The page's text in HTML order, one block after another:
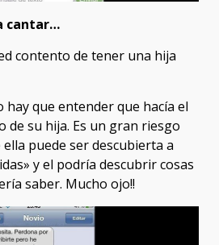
cantar…
contento de tener una hija
hay que entender que hacía el
de su hija. Es un gran riesgo
puede ser descubierta a
y el podría descubrir cosas
saber. Mucho ojo!!